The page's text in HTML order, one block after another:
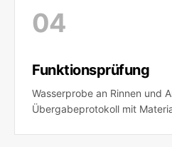
04
Funktionsprüfung
Wasserprobe an Rinnen und
Übergabeprotokoll mit